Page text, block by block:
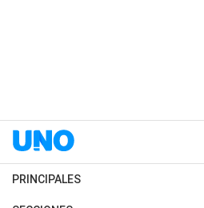
PRINCIPALES